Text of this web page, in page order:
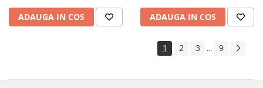
ADAUGA IN COS ADAUGA IN COS
1 2 3 ... 9